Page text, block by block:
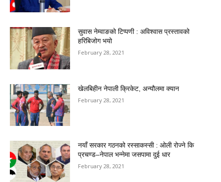
सुवास नेम्वाङको टिप्पणी : अविश्वास प्रस्तावको
हरिबिजोग भयो
February 28, 2021
खेलबिहीन नेपाली क्रिकेट, अन्यौलमा क्यान
February 28, 2021
नयाँ सरकार गठनको रस्साकस्सी : ओली रोज्ने कि
प्रचण्ड–नेपाल भन्नेमा जसपामा दुई धार
February 28, 2021